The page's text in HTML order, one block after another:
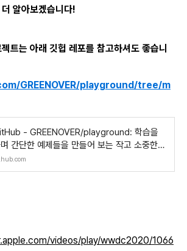
알아보겠습니다!
트는 아래 깃헙 레포를 참고하셔도 좋습니
GREENOVER/playground/tree/m
- GREENOVER/playground: 학습을
간단한 예제들을 만들어 보는 작고 소중한
터
videos/play/wwdc2020/1066